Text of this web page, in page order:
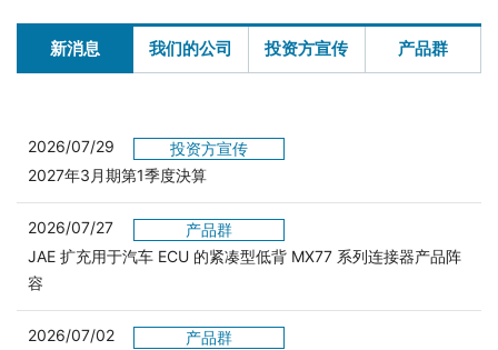
新消息 我们的公司 投资方宣传 产品群
2026/07/29
投资方宣传
2027年3月期第1季度決算
2026/07/27
产品群
JAE 扩充用于汽车 ECU 的紧凑型低背 MX77 系列连接器产品阵
容
2026/07/02
产品群